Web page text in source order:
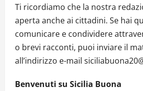
Ti ricordiamo che la nostra
aperta anche ai cittadini. Se hai
comunicare e condividere
o brevi racconti, puoi inviare il
all’indirizzo e-mail
Benvenuti su Sicilia Buona